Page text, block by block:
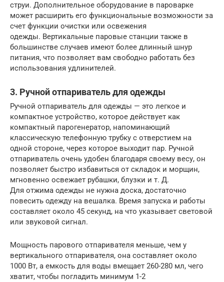
струи. Дополнительное оборудование в пароварке
может расширить его функциональные возможности за
счет функции очистки или освежения
одежды. Вертикальные паровые станции также в
большинстве случаев имеют более длинный шнур
питания, что позволяет вам свободно работать без
использования удлинителей.
3. Ручной отпариватель для одежды
Ручной отпариватель для одежды — это легкое и
компактное устройство, которое действует как
компактный парогенератор, напоминающий
классическую телефонную трубку с отверстием на
одной стороне, через которое выходит пар. Ручной
отпариватель очень удобен благодаря своему весу, он
позволяет быстро избавиться от складок и морщин,
мгновенно освежает рубашки, блузки и т. Д.
Для отжима одежды не нужна доска, достаточно
повесить одежду на вешалка. Время запуска и работы
составляет около 45 секунд, на что указывает световой
или звуковой сигнал.
Мощность парового отпаривателя меньше, чем у
вертикального отпаривателя, она составляет около
1000 Вт, а емкость для воды вмещает 260-280 мл, чего
хватит, чтобы погладить минимум 1-2